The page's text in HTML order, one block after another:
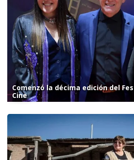
Comenzó la décima edición del
Cine